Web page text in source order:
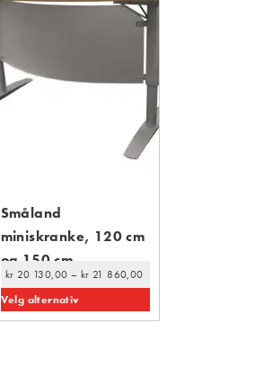
Småland
miniskranke, 120 cm
og 150 cm
kr 20 130,00 – kr 21 860,00
Velg alternativ